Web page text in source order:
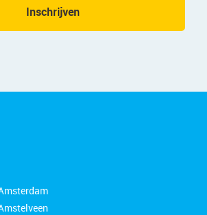
Inschrijven